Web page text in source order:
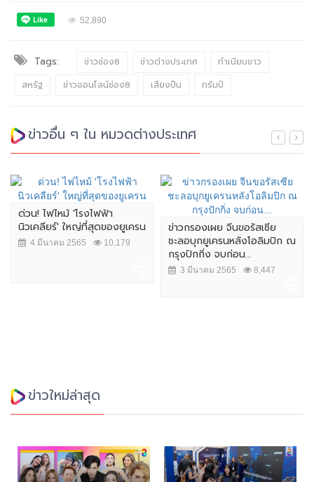
52,890
Tags: ข่าวช่อง8 ข่าวต่างประเทศ
ทำเนียบขาว
สหรัฐ
ข่าวออนไลน์ช่อง8 เสียงปืน ทรัมป์
ข่าวอื่น ๆ ใน หมวดต่างประเทศ
ด่วน! ไฟไหม้ 'โรงไฟฟ้า
นิวเคลียร์' ใหญ่ที่สุดของยูเครน
4 มีนาคม 2565 10,179
ข่าวกรองเผย จีนขอรัสเซีย
ชะลอบุกยูเครนหลังโอลิมปิก ณ
กรุงปักกิ่ง จบก่อน...
3 มีนาคม 2565 8,447
ข่าวใหม่ล่าสุด